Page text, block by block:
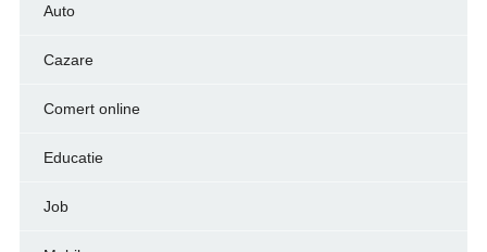
Auto
Cazare
Comert online
Educatie
Job